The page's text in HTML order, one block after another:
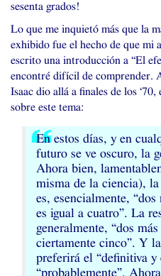
sesenta grados!
Lo que me inquietó más que la
exhibido fue el hecho de que mi
escrito una introducción a “El
encontré difícil de comprender.
Isaac dio allá a finales de los
sobre este tema:
En estos días, y en
futuro se ve oscuro, la
Ahora bien,
misma de la ciencia),
es, esencialmente,
es igual a cuatro”. La
generalmente, “dos
ciertamente cinco”. Y
preferirá el “definitiva y
“probablemente”.